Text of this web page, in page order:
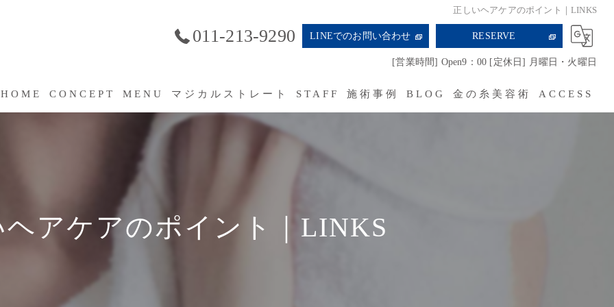
正しいヘアケアのポイント｜LINKS
011-213-9290 LINEでのお問い合わせ RESERVE
[営業時間] Open9：00 [定休日] 月曜日・火曜日
HOME CONCEPT MENU
SERVICE
よくあるご質問（FAQ）
マジカルストレート STAFF 施術事例 BLOG 金の糸美容術 ACCESS
アケアのポイント｜LINKS